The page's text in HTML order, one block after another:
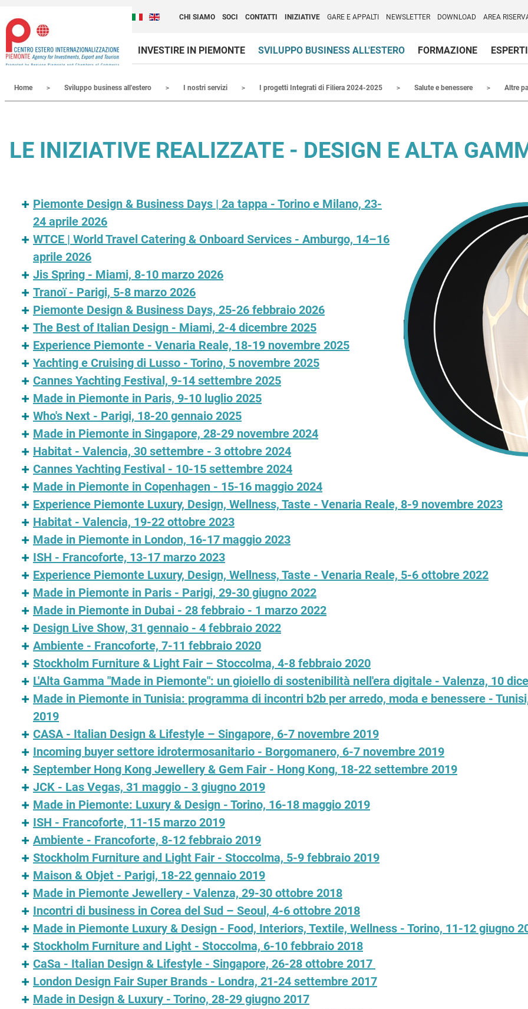
Italiano (Italia)
English (United Kingdom)
CHI SIAMO SOCI CONTATTI INIZIATIVE GARE E APPALTI NEWSLETTER DOWNLOAD AREA
INVESTIRE IN PIEMONTE SVILUPPO BUSINESS ALL'ESTERO FORMAZIONE
Home Sviluppo business all'estero I nostri servizi I progetti Integrati di Filiera 2024-2025 Salute e benessere Altre
LE INIZIATIVE REALIZZATE - DESIGN E ALTA
Piemonte Design & Business Days | 2a tappa - Torino e Milano, 23-
24 aprile 2026
WTCE | World Travel Catering & Onboard Services - Amburgo, 14–16
aprile 2026
Jis Spring - Miami, 8-10 marzo 2026
Tranoï - Parigi, 5-8 marzo 2026
Piemonte Design & Business Days, 25-26 febbraio 2026
The Best of Italian Design - Miami, 2-4 dicembre 2025
Experience Piemonte - Venaria Reale, 18-19 novembre 2025
Yachting e Cruising di Lusso - Torino, 5 novembre 2025
Cannes Yachting Festival, 9-14 settembre 2025
Made in Piemonte in Paris, 9-10 luglio 2025
Who's Next - Parigi, 18-20 gennaio 2025
Made in Piemonte in Singapore, 28-29 novembre 2024
Habitat - Valencia, 30 settembre - 3 ottobre 2024
Cannes Yachting Festival - 10-15 settembre 2024
Made in Piemonte in Copenhagen - 15-16 maggio 2024
Experience Piemonte Luxury, Design, Wellness, Taste - Venaria Reale, 8-9 novembre 2023
Habitat - Valencia, 19-22 ottobre 2023
Made in Piemonte in London, 16-17 maggio 2023
ISH - Francoforte, 13-17 marzo 2023
Experience Piemonte Luxury, Design, Wellness, Taste - Venaria Reale, 5-6 ottobre 2022
Made in Piemonte in Paris - Parigi, 29-30 giugno 2022
Made in Piemonte in Dubai - 28 febbraio - 1 marzo 2022
Design Live Show, 31 gennaio - 4 febbraio 2022
Ambiente - Francoforte, 7-11 febbraio 2020
Stockholm Furniture & Light Fair – Stoccolma, 4-8 febbraio 2020
L'Alta Gamma "Made in Piemonte": un gioiello di sostenibilità nell'era digitale - Valenza, 10
Made in Piemonte in Tunisia: programma di incontri b2b per arredo, moda e benessere -
2019
CASA - Italian Design & Lifestyle – Singapore, 6-7 novembre 2019
Incoming buyer settore idrotermosanitario - Borgomanero, 6-7 novembre 2019
September Hong Kong Jewellery & Gem Fair - Hong Kong, 18-22 settembre 2019
JCK - Las Vegas, 31 maggio - 3 giugno 2019
Made in Piemonte: Luxury & Design - Torino, 16-18 maggio 2019
ISH - Francoforte, 11-15 marzo 2019
Ambiente - Francoforte, 8-12 febbraio 2019
Stockholm Furniture and Light Fair - Stoccolma, 5-9 febbraio 2019
Maison & Objet - Parigi, 18-22 gennaio 2019
Made in Piemonte Jewellery - Valenza, 29-30 ottobre 2018
Incontri di business in Corea del Sud – Seoul, 4-6 ottobre 2018
Made in Piemonte Luxury & Design - Food, Interiors, Textile, Wellness - Torino, 11-12 giugno
Stockholm Furniture and Light - Stoccolma, 6-10 febbraio 2018
CaSa - Italian Design & Lifestyle - Singapore, 26-28 ottobre 2017
London Design Fair Super Brands - Londra, 21-24 settembre 2017
Made in Design & Luxury - Torino, 28-29 giugno 2017